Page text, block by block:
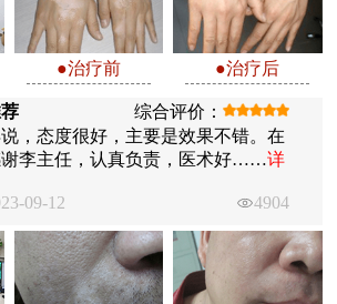
●治疗前 ●治疗后
综合评价：
，态度很好，主要是效果不错。在
谢李主任，认真负责，医术好……详
09-12
4904